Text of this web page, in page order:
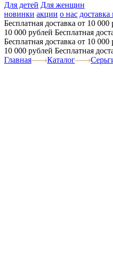
Для детей Для женщин
новинки акции о нас доставка
Бесплатная доставка от 10 000
10 000 рублей Бесплатная
Бесплатная доставка от 10 000
10 000 рублей Бесплатная
Главная
Каталог